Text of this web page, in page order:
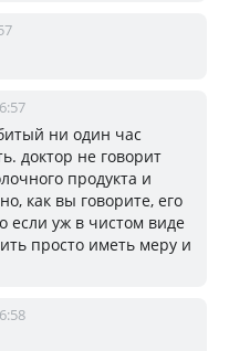
ни один час
доктор не говорит
продукта и
как вы говорите, его
если уж в чистом виде
просто иметь меру и